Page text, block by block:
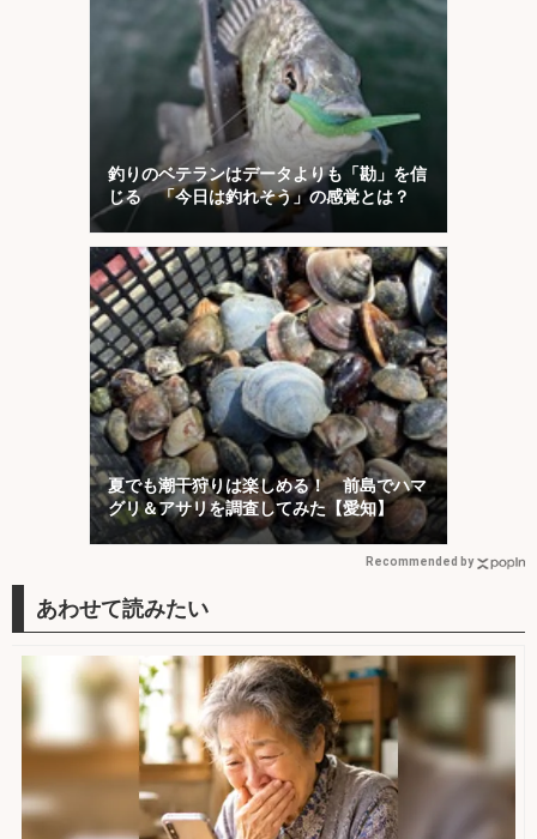
釣りのベテランはデータよりも「勘」を信
じる 「今日は釣れそう」の感覚とは？
夏でも潮干狩りは楽しめる！ 前島でハマ
グリ＆アサリを調査してみた【愛知】
Recommended by